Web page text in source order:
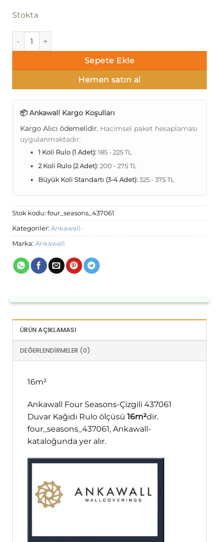
Stokta
Ankawall Four Seasons-Çizgili 437061 Duvar Kağıdı adet
Sepete Ekle
Hemen satın al
📦 Ankawall Kargo Koşulları
Kargo Alıcı ödemelidir. Hacimsel paket hesaplaması
uygulanmaktadır:
1 Koli Rulo (1 Adet):185 - 225 TL
2 Koli Rulo (2 Adet):200 - 275 TL
Büyük Koli Standartı (3-4 Adet):325 - 375 TL
Stok kodu: four_seasons_437061
Kategoriler: Ankawall-
Marka: Ankawall
ÜRÜN AÇIKLAMASI
DEĞERLENDIRMELER (0)
16m²
Ankawall Four Seasons-Çizgili 437061
Duvar Kağıdı Rulo ölçüsü 16m²dir.
four_seasons_437061, Ankawall-
kataloğunda yer alır.